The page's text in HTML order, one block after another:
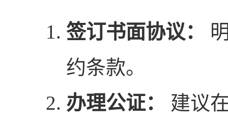
签订书面协议：
约条款。
办理公证：
建议